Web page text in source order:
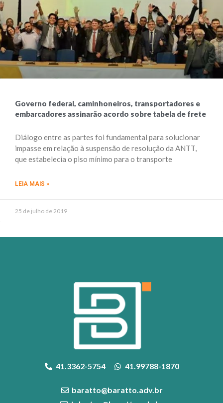
Governo federal, caminhoneiros, transportadores e
embarcadores assinarão acordo sobre tabela de frete
Diálogo entre as partes foi fundamental para solucionar
impasse em relação à suspensão de resolução da ANTT,
que estabelecia o piso mínimo para o transporte
LEIA MAIS »
25 de julho de 2019
41.3362-5754 41.99788-1870
baratto@baratto.adv.br